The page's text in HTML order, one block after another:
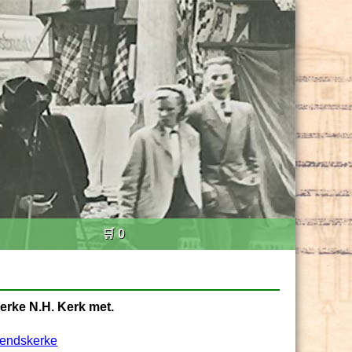
🛒 0
N.H. Kerk met.